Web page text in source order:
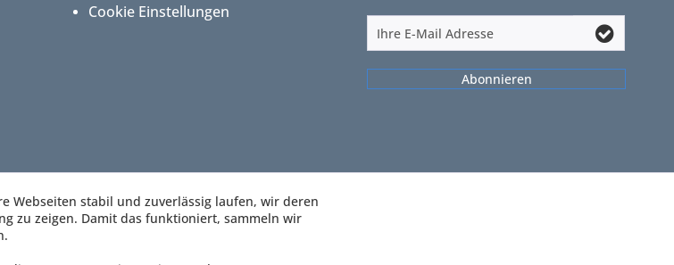
Cookie Einstellungen
Abonnieren
Webseiten stabil und zuverlässig laufen, wir deren
zu zeigen. Damit das funktioniert, sammeln wir